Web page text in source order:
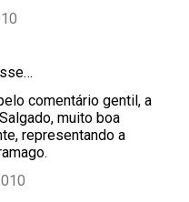
comentário gentil, a
muito boa
representando a